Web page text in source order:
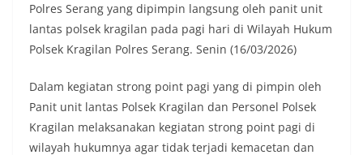
Polres Serang yang dipimpin langsung oleh panit unit
lantas polsek kragilan pada pagi hari di Wilayah Hukum
Polsek Kragilan Polres Serang. Senin (16/03/2026)
Dalam kegiatan strong point pagi yang di pimpin oleh
Panit unit lantas Polsek Kragilan dan Personel Polsek
Kragilan melaksanakan kegiatan strong point pagi di
wilayah hukumnya agar tidak terjadi kemacetan dan